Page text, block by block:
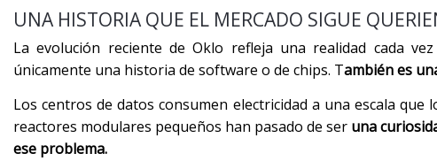
UNA HISTORIA QUE EL MERCADO SIGUE
La evolución reciente de Oklo refleja una realidad cada
únicamente una historia de software o de chips. También es
Los centros de datos consumen electricidad a una escala
reactores modulares pequeños han pasado de ser una
ese problema.